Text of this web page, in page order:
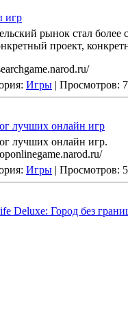
игр
рынок стал
проект,
Игры | Просмотров:
лучших онлайн игр
лучших онлайн игр.
Игры | Просмотров:
Deluxe: Город без